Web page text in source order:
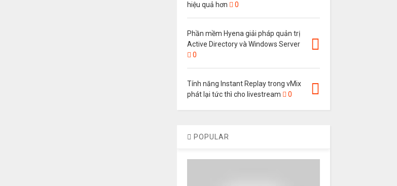
hiệu quả hơn
0
Phần mềm Hyena giải pháp quản trị
Active Directory và Windows Server
0
Tính năng Instant Replay trong vMix
phát lại tức thì cho livestream
0
POPULAR